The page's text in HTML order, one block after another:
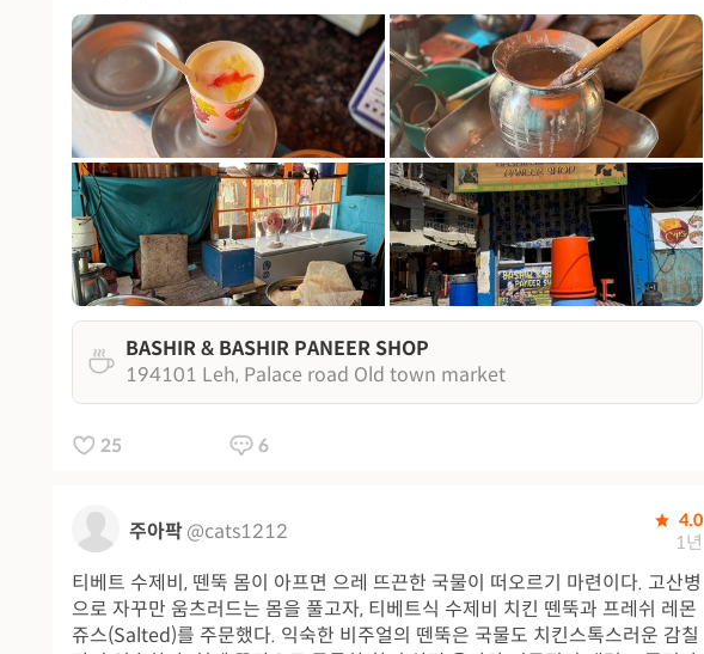
BASHIR & BASHIR PANEER SHOP
194101 Leh, Palace road Old town market
25 6
주아팍@cats1212 4.0
1년
티베트 수제비, 뗀뚝 몸이 아프면 으레 뜨끈한 국물이 떠오르기 마련이다. 고산병
으로 자꾸만 움츠러드는 몸을 풀고자, 티베트식 수제비 치킨 뗀뚝과 프레쉬 레몬
쥬스(Salted)를 주문했다. 익숙한 비주얼의 뗀뚝은 국물도 치킨스톡스러운 감칠